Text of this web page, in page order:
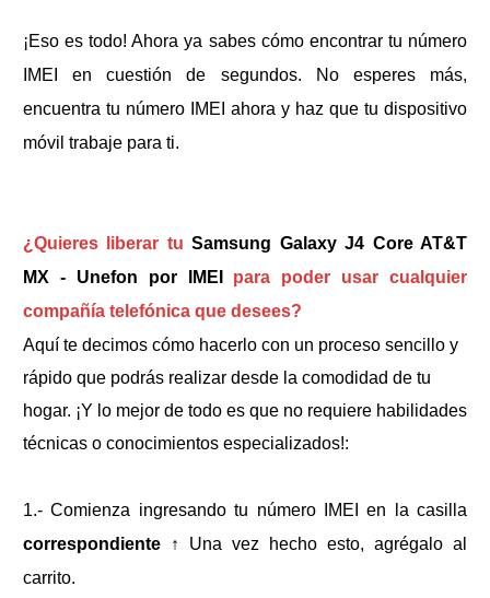
¡Eso es todo! Ahora ya sabes cómo encontrar tu número
IMEI en cuestión de segundos. No esperes más,
encuentra tu número IMEI ahora y haz que tu dispositivo
móvil trabaje para ti.
¿Quieres liberar tuSamsung Galaxy J4 Core AT&T
MX - Unefon por IMEI
para poder usar cualquier
compañía telefónica que desees?
Aquí te decimos cómo hacerlo con un proceso sencillo y
rápido que podrás realizar desde la comodidad de tu
hogar. ¡Y lo mejor de todo es que no requiere habilidades
técnicas o conocimientos especializados!:
1.- Comienza ingresando tu número IMEI en la casilla
correspondiente ↑ Una vez hecho esto, agrégalo al
carrito.